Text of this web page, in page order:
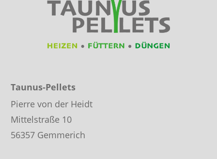
Taunus-Pellets
Pierre von der Heidt
Mittelstraße 10
56357 Gemmerich